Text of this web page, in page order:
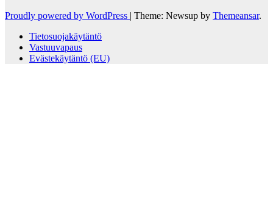
Proudly powered by WordPress | Theme: Newsup by Themeansar.
Tietosuojakäytäntö
Vastuuvapaus
Evästekäytäntö (EU)